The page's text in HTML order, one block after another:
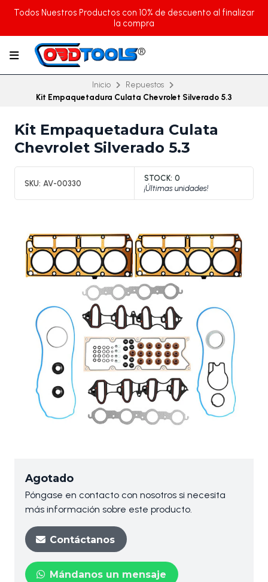
Todos Nuestros Productos con 10% de descuento al finalizar
la compra
Inicio
Repuestos
Kit Empaquetadura Culata Chevrolet Silverado 5.3
Kit Empaquetadura Culata
Chevrolet Silverado 5.3
SKU: AV-00330
STOCK: 0
¡Últimas unidades!
Agotado
Póngase en contacto con nosotros si necesita
más información sobre este producto.
Contáctanos
Mándanos un mensaje